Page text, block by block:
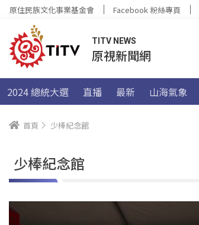
原住民族文化事業基金會 Facebook 粉絲專頁
TITV NEWS
原視新聞網
2024 總統大選 直播 最新 山海氣象
首頁 少棒紀念館
少棒紀念館